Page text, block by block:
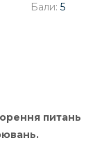
Бали: 5
питань